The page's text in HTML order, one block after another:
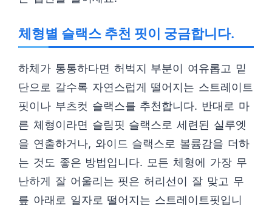
체형별 슬랙스 추천 핏이 궁금합니다.
하체가 통통하다면 허벅지 부분이 여유롭고 밑
단으로 갈수록 자연스럽게 떨어지는 스트레이트
핏이나 부츠컷 슬랙스를 추천합니다. 반대로 마
른 체형이라면 슬림핏 슬랙스로 세련된 실루엣
을 연출하거나, 와이드 슬랙스로 볼륨감을 더하
는 것도 좋은 방법입니다. 모든 체형에 가장 무
난하게 잘 어울리는 핏은 허리선이 잘 맞고 무
릎 아래로 일자로 떨어지는 스트레이트핏입니